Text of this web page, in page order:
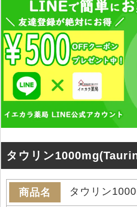
タウリン
商品名 タウリン